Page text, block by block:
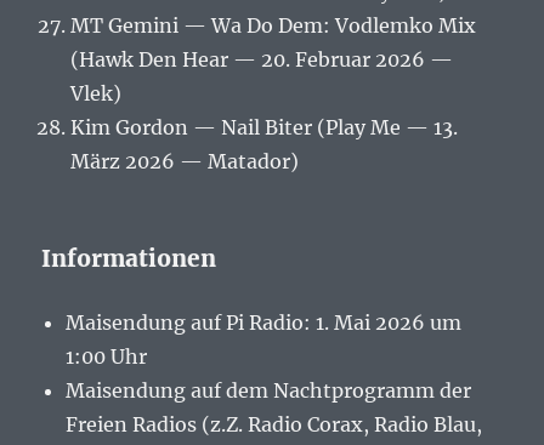
MT Gemini — Wa Do Dem: Vodlemko Mix
(Hawk Den Hear — 20. Februar 2026 —
Vlek)
Kim Gordon — Nail Biter (Play Me — 13.
März 2026 — Matador)
Informationen
Maisendung auf Pi Radio: 1. Mai 2026 um
1:00 Uhr
Maisendung auf dem Nachtprogramm der
Freien Radios (z.Z. Radio Corax, Radio Blau,